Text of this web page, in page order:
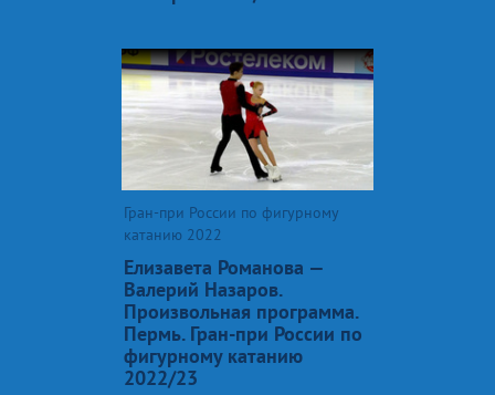
Гран-при России по фигурному
катанию 2022
Елизавета Романова —
Валерий Назаров.
Произвольная программа.
Пермь. Гран-при России по
фигурному катанию
2022/23